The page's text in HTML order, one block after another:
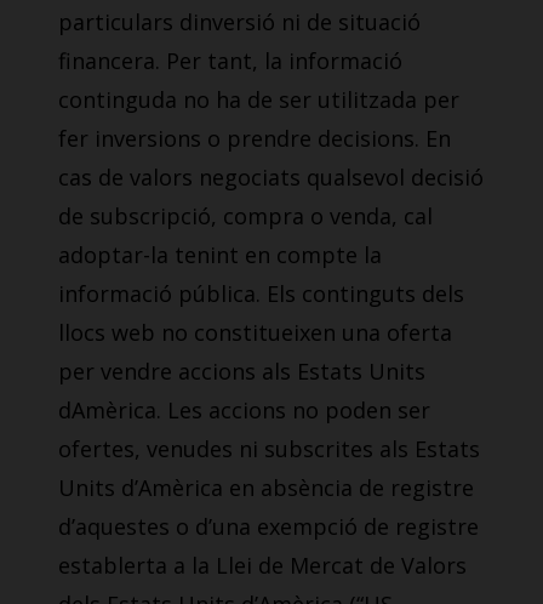
particulars dinversió ni de situació
financera. Per tant, la informació
continguda no ha de ser utilitzada per
fer inversions o prendre decisions. En
cas de valors negociats qualsevol decisió
de subscripció, compra o venda, cal
adoptar-la tenint en compte la
informació pública. Els continguts dels
llocs web no constitueixen una oferta
per vendre accions als Estats Units
dAmèrica. Les accions no poden ser
ofertes, venudes ni subscrites als Estats
Units d’Amèrica en absència de registre
d’aquestes o d’una exempció de registre
establerta a la Llei de Mercat de Valors